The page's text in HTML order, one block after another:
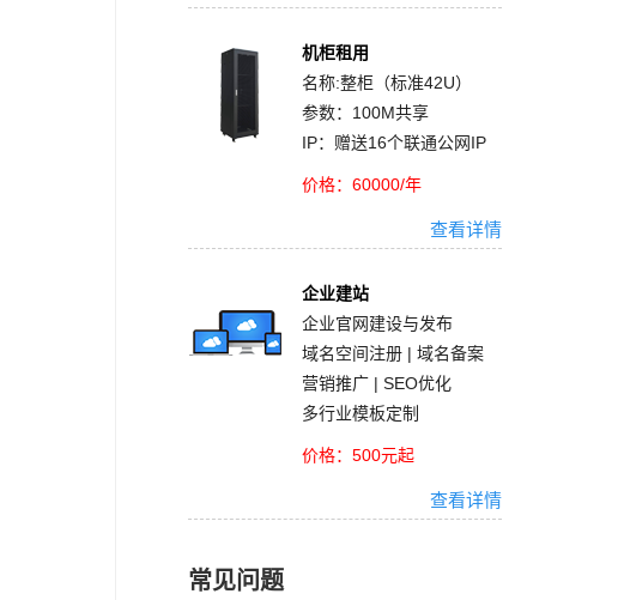
机柜租用
名称:整柜（标准42U）
参数：100M共享
IP：赠送16个联通公网IP
价格：60000/年
查看详情
企业建站
企业官网建设与发布
域名空间注册 | 域名备案
营销推广 | SEO优化
多行业模板定制
价格：500元起
查看详情
常见问题